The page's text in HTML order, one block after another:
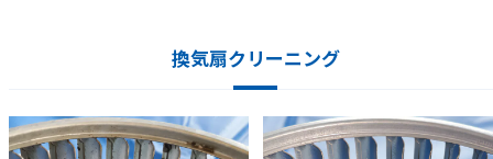
換気扇クリーニング